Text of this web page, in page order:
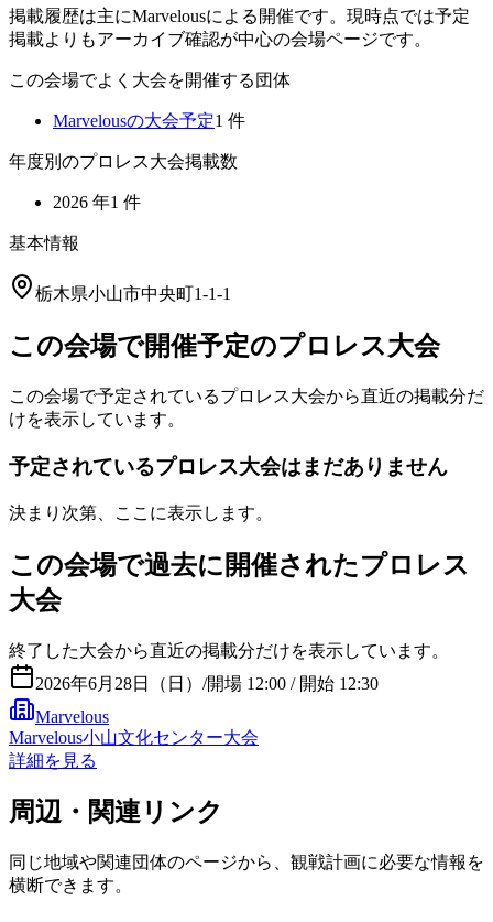
掲載履歴は主にMarvelousによる開催です。現時点では予定
掲載よりもアーカイブ確認が中心の会場ページです。
この会場でよく大会を開催する団体
Marvelousの大会予定1 件
年度別のプロレス大会掲載数
2026 年1 件
基本情報
栃木県小山市中央町1-1-1
この会場で開催予定のプロレス大会
この会場で予定されているプロレス大会から直近の掲載分だ
けを表示しています。
予定されているプロレス大会はまだありません
決まり次第、ここに表示します。
この会場で過去に開催されたプロレス
大会
終了した大会から直近の掲載分だけを表示しています。
2026年6月28日（日） /開場 12:00 / 開始 12:30
Marvelous
Marvelous小山文化センター大会
詳細を見る
周辺・関連リンク
同じ地域や関連団体のページから、観戦計画に必要な情報を
横断できます。